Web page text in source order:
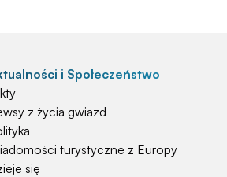
i Społeczeństwo
z życia gwiazd
turystyczne z Europy
się